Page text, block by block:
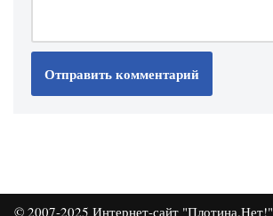
© 2007-2025 Интернет-сайт "Плотина.Нет!"